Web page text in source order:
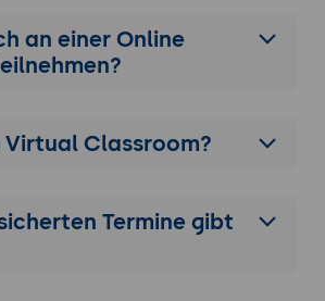
an einer Online
Virtual Classroom?
Termine gibt